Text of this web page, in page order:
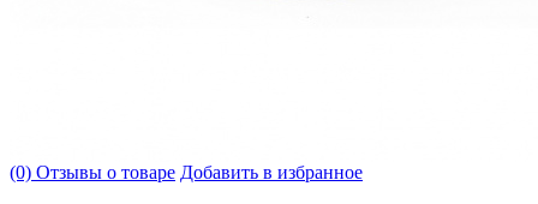
(0) Отзывы о товаре Добавить в избранное